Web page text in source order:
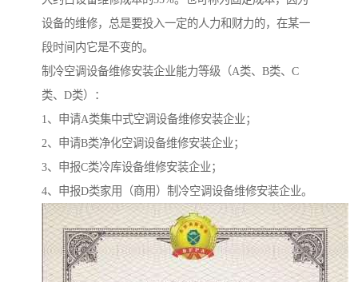
设备的维修，总是要投入一定的人力和财力的，在某一
段时间内它是不变的。
制冷空调设备维修安装企业能力等级（A类、B类、C
类、D类）：
1、申请A类集中式空调设备维修安装企业；
2、申请B类净化空调设备维修安装企业；
3、申报C类冷库设备维修安装企业；
4、申报D类家用（商用）制冷空调设备维修安装企业。